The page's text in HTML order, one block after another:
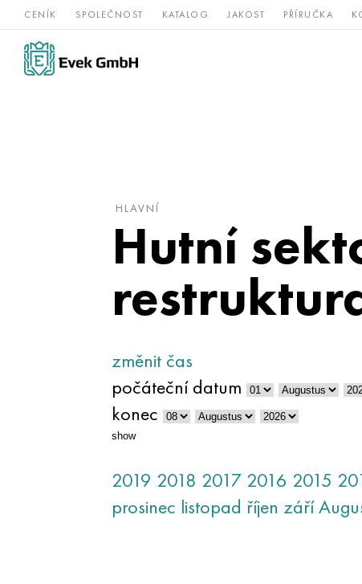
CENÍK SPOLEČNOST KATALOG JAKOST PŘÍRUČKA
Slitiny
niklu
nerezová
HLAVNÍ
Hutní
změnit čas
počáteční datum
konec
show
2019 2018 2017 2016 2015
prosinec listopad říjen září